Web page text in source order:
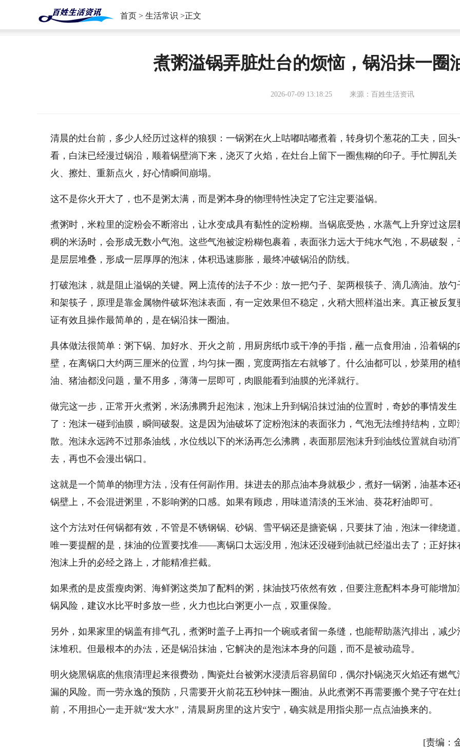
首页 > 生活常识 >正文
煮粥溢锅弄脏灶台的烦恼，锅沿抹一圈
2026-07-09 13:18:25 来源：百姓生活资讯
清晨的灶台前，多少人经历过这样的狼狈：一锅粥在火上咕嘟咕嘟煮着，转身切个葱花的工夫，回头
看，白沫已经漫过锅沿，顺着锅壁淌下来，浇灭了火焰，在灶台上留下一圈焦糊的印子。手忙脚乱关
火、擦灶、重新点火，好心情瞬间崩塌。
这不是你火开大了，也不是粥太满，而是粥本身的物理特性决定了它注定要溢锅。
煮粥时，米粒里的淀粉会不断溶出，让水变成具有黏性的淀粉糊。当锅底受热，水蒸气上升穿过这层
稠的米汤时，会形成无数小气泡。这些气泡被淀粉糊包裹着，表面张力远大于纯水气泡，不易破裂，
是层层堆叠，形成一层厚厚的泡沫，体积迅速膨胀，最终冲破锅沿的防线。
打破泡沫，就是阻止溢锅的关键。网上流传的法子不少：放一把勺子、架两根筷子、滴几滴油。放勺
和架筷子，原理是靠金属物件破坏泡沫表面，有一定效果但不稳定，火稍大照样溢出来。真正被反复
证有效且操作最简单的，是在锅沿抹一圈油。
具体做法很简单：粥下锅、加好水、开火之前，用厨房纸巾或干净的手指，蘸一点食用油，沿着锅的
壁，在离锅口大约两三厘米的位置，均匀抹一圈，宽度两指左右就够了。什么油都可以，炒菜用的植
油、猪油都没问题，量不用多，薄薄一层即可，肉眼能看到油膜的光泽就行。
做完这一步，正常开火煮粥，米汤沸腾升起泡沫，泡沫上升到锅沿抹过油的位置时，奇妙的事情发生
了：泡沫一碰到油膜，瞬间破裂。这是因为油破坏了淀粉泡沫的表面张力，气泡无法维持结构，立即
散。泡沫永远跨不过那条油线，水位线以下的米汤再怎么沸腾，表面那层泡沫升到油线位置就自动消
去，再也不会漫出锅口。
这就是一个简单的物理方法，没有任何副作用。抹进去的那点油本身就极少，煮好一锅粥，油基本还
锅壁上，不会混进粥里，不影响粥的口感。如果有顾虑，用味道清淡的玉米油、葵花籽油即可。
这个方法对任何锅都有效，不管是不锈钢锅、砂锅、雪平锅还是搪瓷锅，只要抹了油，泡沫一律绕道
唯一要提醒的是，抹油的位置要找准——离锅口太远没用，泡沫还没碰到油就已经溢出去了；正好抹
泡沫上升的必经之路上，才能精准拦截。
如果煮的是皮蛋瘦肉粥、海鲜粥这类加了配料的粥，抹油技巧依然有效，但要注意配料本身可能增加
锅风险，建议水比平时多放一些，火力也比白粥更小一点，双重保险。
另外，如果家里的锅盖有排气孔，煮粥时盖子上再扣一个碗或者留一条缝，也能帮助蒸汽排出，减少
沫堆积。但最根本的办法，还是锅沿抹油，它解决的是泡沫本身的问题，而不是被动疏导。
明火烧黑锅底的焦痕清理起来很费劲，陶瓷灶台被粥水浸渍后容易留印，偶尔扑锅浇灭火焰还有燃气
漏的风险。而一劳永逸的预防，只需要开火前花五秒钟抹一圈油。从此煮粥不再需要搬个凳子守在灶
前，不用担心一走开就“发大水”，清晨厨房里的这片安宁，确实就是用指尖那一点点油换来的。
[责编：